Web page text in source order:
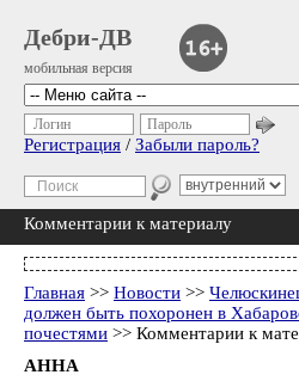
Дебри-ДВ
мобильная версия
Логин Пароль
Регистрация / Забыли пароль?
Комментарии к материалу
Главная >> Новости >>
должен быть похоронен в
почестями >> Комментарии к
АННА